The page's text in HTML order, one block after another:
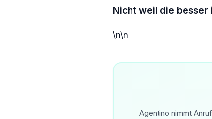
Nicht weil die besser
\n\n
Agentino nimmt